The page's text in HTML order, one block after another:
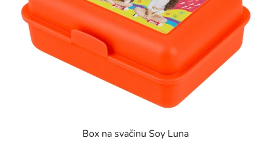
Box na svačinu Soy Luna